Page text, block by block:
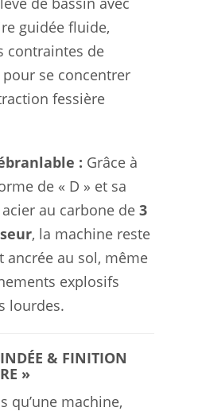
guidée fluide,
contraintes de
se concentrer
fessière
: Grâce à
de « D » et sa
au carbone de 3
, la machine reste
ancrée au sol, même
explosifs
lourdes.
& FINITION
»
qu’une machine,